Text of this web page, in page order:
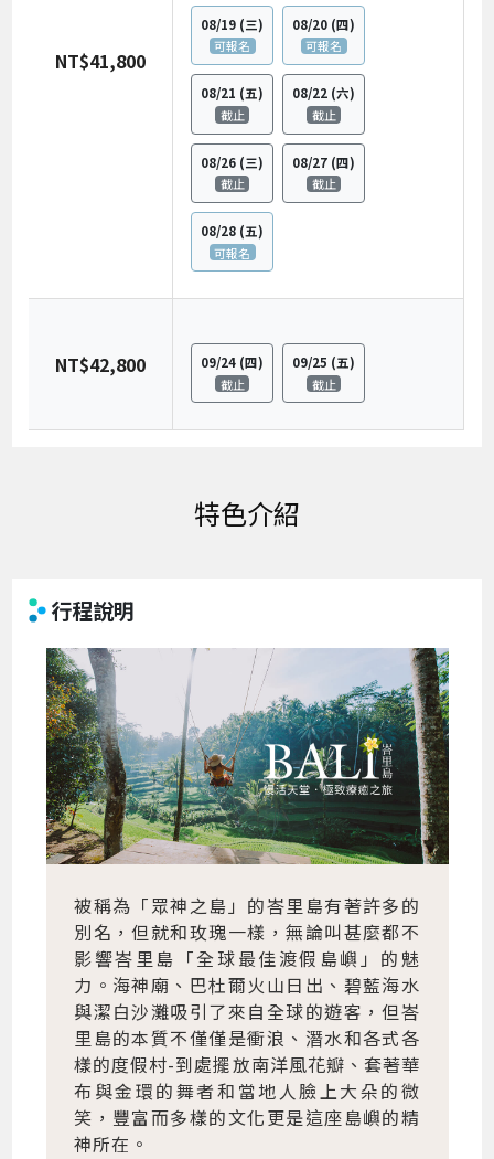
特色介紹
行程說明
被稱為「眾神之島」的峇里島有著許多的
別名，但就和玫瑰一樣，無論叫甚麼都不
影響峇里島「全球最佳渡假島嶼」的魅
力。海神廟、巴杜爾火山日出、碧藍海水
與潔白沙灘吸引了來自全球的遊客，但峇
里島的本質不僅僅是衝浪、潛水和各式各
樣的度假村-到處擺放南洋風花瓣、套著華
布與金環的舞者和當地人臉上大朵的微
笑，豐富而多樣的文化更是這座島嶼的精
神所在。
NT$41,800
08/19 (三)
可報名
08/20 (四)
可報名
08/21 (五)
截止
08/22 (六)
截止
08/26 (三)
截止
08/27 (四)
截止
08/28 (五)
可報名
NT$42,800 09/24 (四)
截止
09/25 (五)
截止